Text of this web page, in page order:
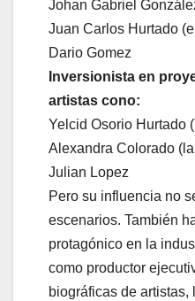
Johan Gabriel
Juan Carlos Hurtado
Dario Gomez
Inversionista en
artistas cono:
Yelcid Osorio Hurtado
Alexandra Colorado
Julian Lopez
Pero su influencia no
escenarios. También
protagónico en la
como productor
biográficas de